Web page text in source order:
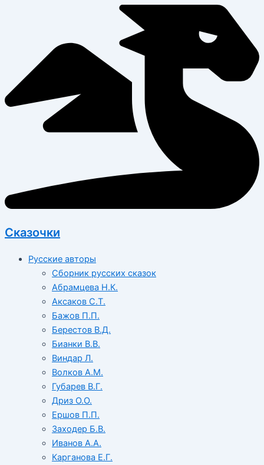
Сказочки
Русские авторы
Сборник русских сказок
Абрамцева Н.К.
Аксаков С.Т.
Бажов П.П.
Берестов В.Д.
Бианки В.В.
Виндар Л.
Волков А.М.
Губарев В.Г.
Дриз О.О.
Ершов П.П.
Заходер Б.В.
Иванов А.А.
Карганова Е.Г.